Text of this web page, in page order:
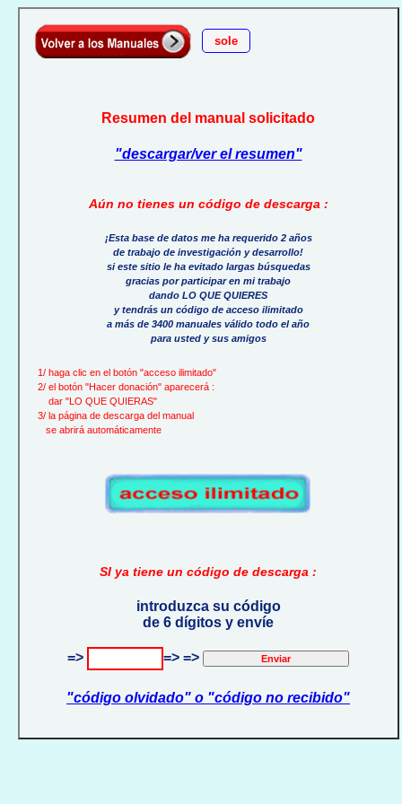
sole
Resumen del manual solicitado
"descargar/ver el resumen"
Aún no tienes un código de descarga :
¡Esta base de datos me ha requerido 2 años
de trabajo de investigación y desarrollo!
si este sitio le ha evitado largas búsquedas
gracias por participar en mi trabajo
dando LO QUE QUIERES
y tendrás un código de acceso ilimitado
a más de 3400 manuales válido todo el año
para usted y sus amigos
1/ haga clic en el botón "acceso ilimitado"
2/ el botón "Hacer donación" aparecerá :
dar "LO QUE QUIERAS"
3/ la página de descarga del manual
se abrirá automáticamente
SI ya tiene un código de descarga :
introduzca su código
de 6 dígitos y envíe
=> => =>
"código olvidado" o "código no recibido"